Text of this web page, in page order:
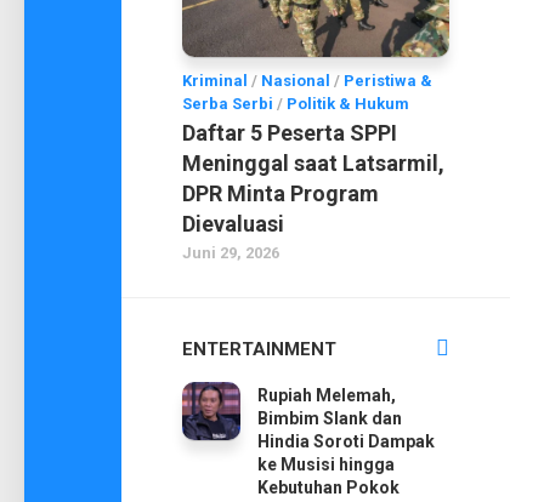
Kriminal / Nasional / Peristiwa &
Serba Serbi / Politik & Hukum
Daftar 5 Peserta SPPI
Meninggal saat Latsarmil,
DPR Minta Program
Dievaluasi
Juni 29, 2026
ENTERTAINMENT
Rupiah Melemah,
Bimbim Slank dan
Hindia Soroti Dampak
ke Musisi hingga
Kebutuhan Pokok